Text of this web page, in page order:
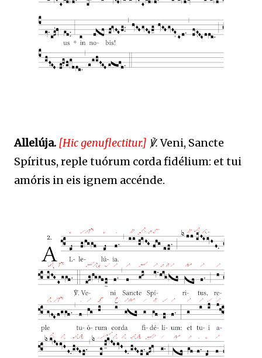
Allelúja. [Hic genuflectitur.] ℣.Veni, Sancte
Spíritus, reple tuórum corda fidélium: et tui
amóris in eis ignem accénde.